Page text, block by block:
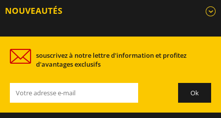
NOUVEAUTÉS
souscrivez à notre lettre d'information et profitez
d'avantages exclusifs